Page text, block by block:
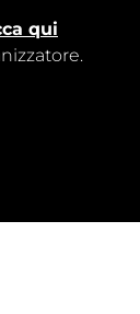
qui
.